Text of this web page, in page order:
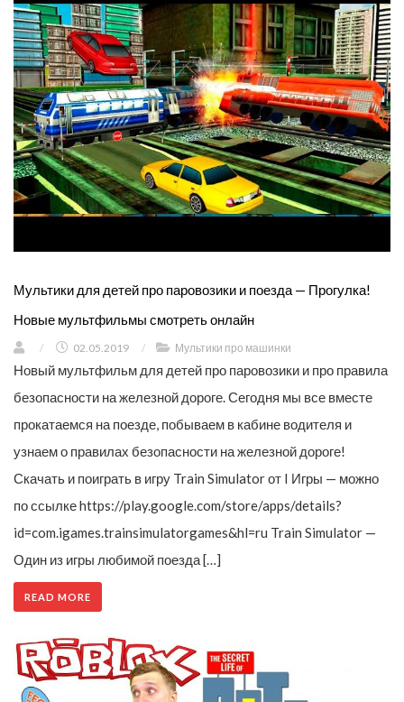
Мультики для детей про паровозики и поезда — Прогулка!
Новые мультфильмы смотреть онлайн
/ 02.05.2019 / Мультики про машинки
Новый мультфильм для детей про паровозики и про правила
безопасности на железной дороге. Сегодня мы все вместе
прокатаемся на поезде, побываем в кабине водителя и
узнаем о правилах безопасности на железной дороге!
Скачать и поиграть в игру Train Simulator от I Игры — можно
по ссылке https://play.google.com/store/apps/details?
id=com.igames.trainsimulatorgames&hl=ru Train Simulator —
Один из игры любимой поезда […]
READ MORE